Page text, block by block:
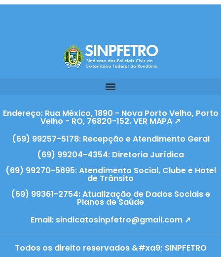
Endereço: Rua México, 1890 - Nova Porto Velho, Porto
Velho - RO, 76820-152. VER MAPA ➚
(69) 99257-5178: Recepção e Atendimento Geral
(69) 99204-4354: Diretoria Jurídica
(69) 99270-5695: Atendimento Social, Clube e Hotel
de Trânsito
(69) 99361-2754: Atualização de Dados Sociais e
Planos de Saúde
Email: sindicatosinpfetro@gmail.com ➚
Todos os direito reservados &#xa9; SINPFETRO